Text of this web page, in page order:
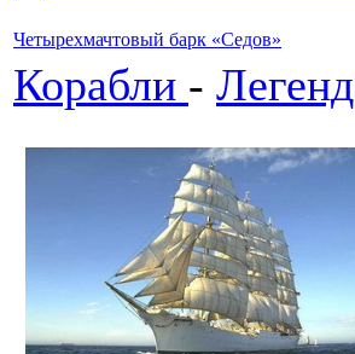
Четырехмачтовый барк «Седов»
Корабли -